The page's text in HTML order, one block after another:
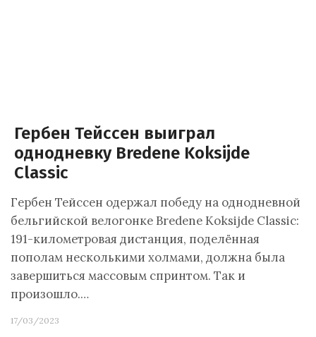
Гербен Тейссен выиграл
однодневку Bredene Koksijde
Classic
Гербен Тейссен одержал победу на однодневной
бельгийской велогонке Bredene Koksijde Classic:
191-километровая дистанция, поделённая
пополам несколькими холмами, должна была
завершиться массовым спринтом. Так и
произошло.…
17/03/2023